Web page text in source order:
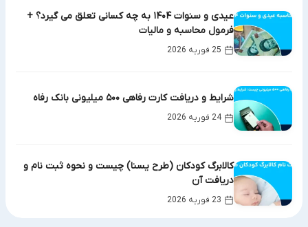
عیدی و سنوات ۱۴۰۴ به چه کسانی تعلق می گیرد؟ +
فرمول محاسبه و مالیات
25 فوریه 2026
شرایط و دریافت کارت رفاهی ۵۰۰ میلیونی بانک رفاه
24 فوریه 2026
کالابرگ کودکان (طرح یسنا) چیست و نحوه ثبت نام و
دریافت آن
23 فوریه 2026